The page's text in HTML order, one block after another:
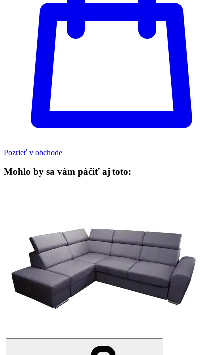
Pozrieť v obchode
Mohlo by sa vám páčiť aj toto: